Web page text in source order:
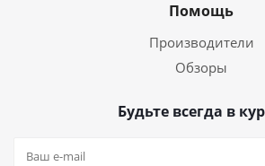
Помощь
Производители
Обзоры
Будьте всегда в